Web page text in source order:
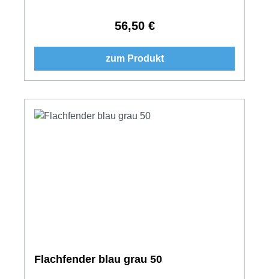
Regulärer Preis:
56,50 €
zum Produkt
Flachfender blau grau 50